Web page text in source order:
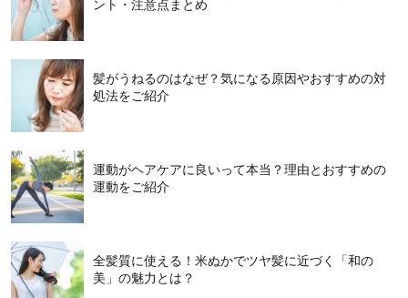
ント・注意点まとめ
髪がうねるのはなぜ？気になる原因やおすすめの対
処法をご紹介
運動がヘアケアに良いって本当？理由とおすすめの
運動をご紹介
全髪質に使える！米ぬかでツヤ髪に近づく「和の
美」の魅力とは？